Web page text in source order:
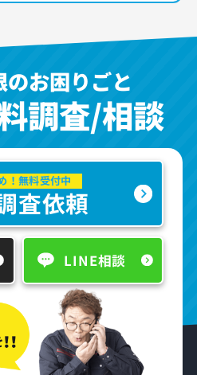
お困りごと
調査/相談
！無料受付中
査依頼
LINE相談